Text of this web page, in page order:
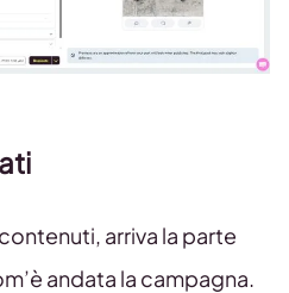
arriva la parte
andata la campagna.